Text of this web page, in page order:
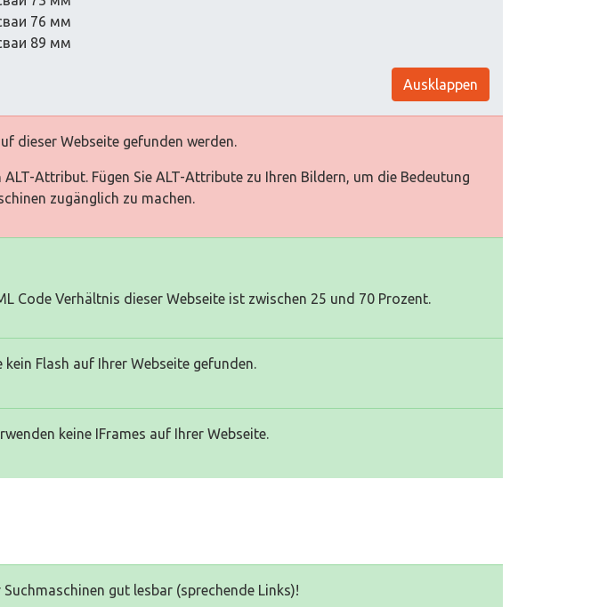
76 мм
89 мм
Ausklappen
dieser Webseite gefunden werden.
ALT-Attribut. Fügen Sie ALT-Attribute zu Ihren Bildern, um die Bedeutung
zugänglich zu machen.
Code Verhältnis dieser Webseite ist zwischen 25 und 70 Prozent.
kein Flash auf Ihrer Webseite gefunden.
keine IFrames auf Ihrer Webseite.
gut lesbar (sprechende Links)!